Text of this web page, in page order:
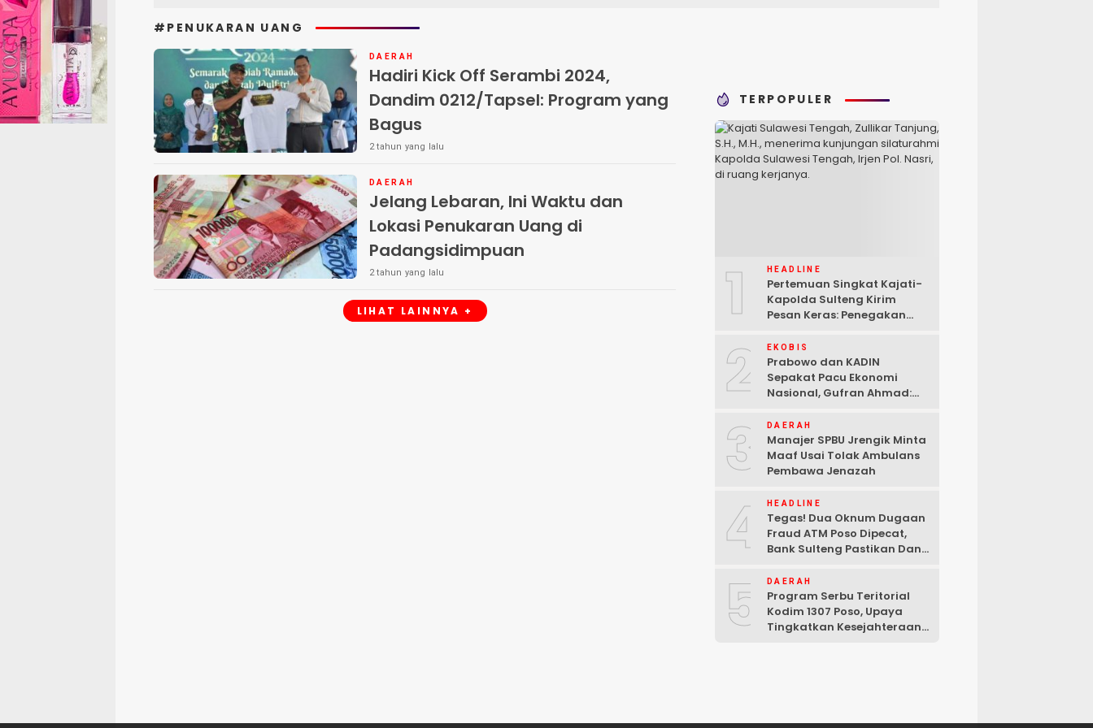
#PENUKARAN UANG
DAERAH
Hadiri Kick Off Serambi 2024,
Dandim 0212/Tapsel: Program yang
Bagus
2 tahun yang lalu
DAERAH
Jelang Lebaran, Ini Waktu dan
Lokasi Penukaran Uang di
Padangsidimpuan
2 tahun yang lalu
LIHAT LAINNYA +
TERPOPULER
1 HEADLINE
Pertemuan Singkat Kajati-
Kapolda Sulteng Kirim
Pesan Keras: Penegakan
2 EKOBIS
Prabowo dan KADIN
Sepakat Pacu Ekonomi
Nasional, Gufran Ahmad:
3 DAERAH
Manajer SPBU Jrengik Minta
Maaf Usai Tolak Ambulans
Pembawa Jenazah
4 HEADLINE
Tegas! Dua Oknum Dugaan
Fraud ATM Poso Dipecat,
Bank Sulteng Pastikan Dana
5 DAERAH
Program Serbu Teritorial
Kodim 1307 Poso, Upaya
Tingkatkan Kesejahteraan